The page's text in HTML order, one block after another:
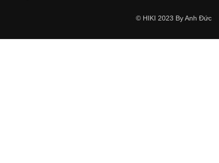
© HIKI 2023 By Anh Đức